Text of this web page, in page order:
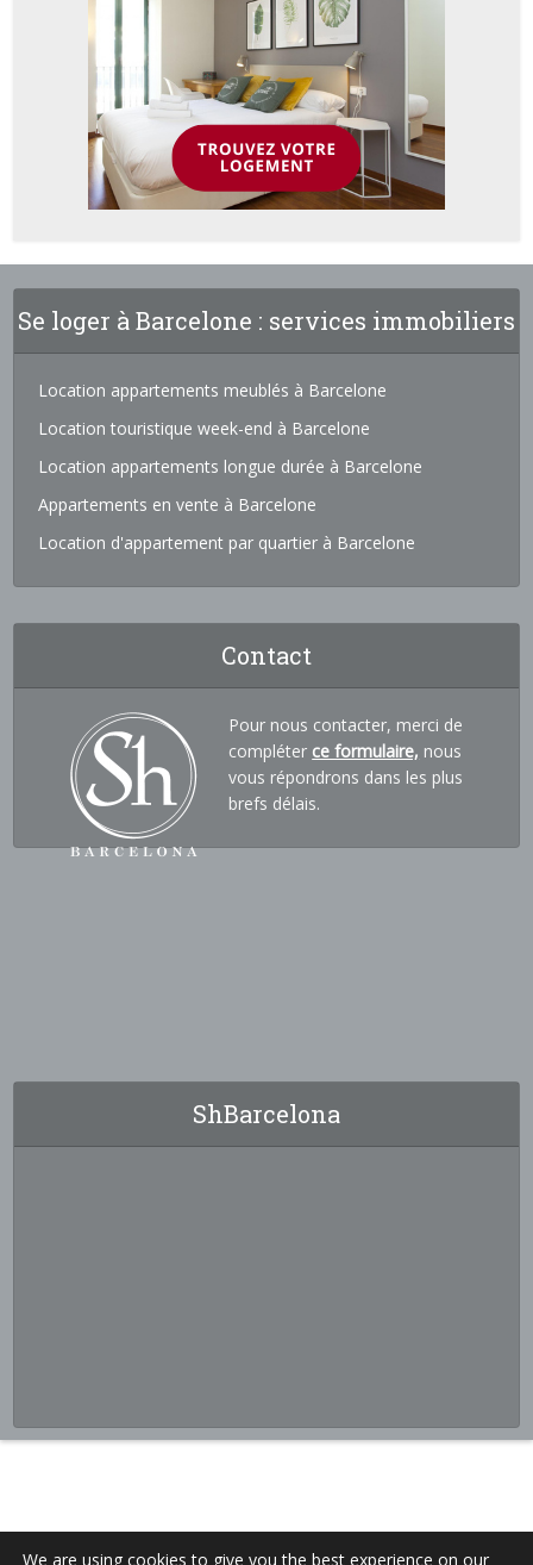
Se loger à Barcelone : services immobiliers
Location appartements meublés à Barcelone
Location touristique week-end à Barcelone
Location appartements longue durée à Barcelone
Appartements en vente à Barcelone
Location d'appartement par quartier à Barcelone
Contact
Pour nous contacter, merci de
compléter ce formulaire, nous
vous répondrons dans les plus
brefs délais.
ShBarcelona
We are using cookies to give you the best experience on our